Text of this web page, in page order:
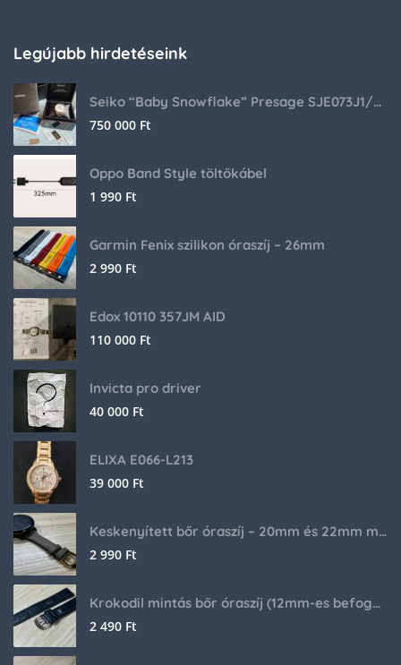
Legújabb hirdetéseink
Seiko “Baby Snowflake” Presage SJE073J1/SARA015 Limited Edition
750 000 Ft
Oppo Band Style töltőkábel
1 990 Ft
Garmin Fenix szilikon óraszíj – 26mm
2 990 Ft
Edox 10110 357JM AID
110 000 Ft
Invicta pro driver
40 000 Ft
ELIXA E066-L213
39 000 Ft
Keskenyített bőr óraszíj – 20mm és 22mm méretben
2 990 Ft
Krokodil mintás bőr óraszíj (12mm-es befogóval rendelkező órához)
2 490 Ft